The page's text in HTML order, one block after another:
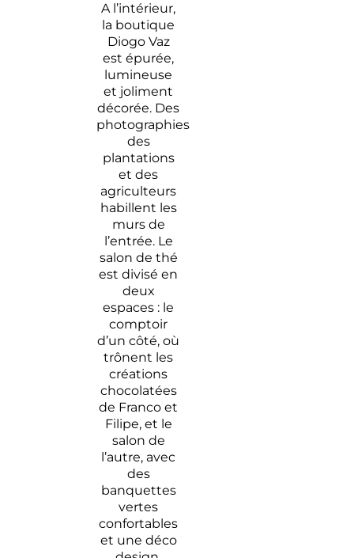
A l’intérieur,
la boutique
Diogo Vaz
est épurée,
lumineuse
et joliment
décorée. Des
photographies
des
plantations
et des
agriculteurs
habillent les
murs de
l’entrée. Le
salon de thé
est divisé en
deux
espaces : le
comptoir
d’un côté, où
trônent les
créations
chocolatées
de Franco et
Filipe, et le
salon de
l’autre, avec
des
banquettes
vertes
confortables
et une déco